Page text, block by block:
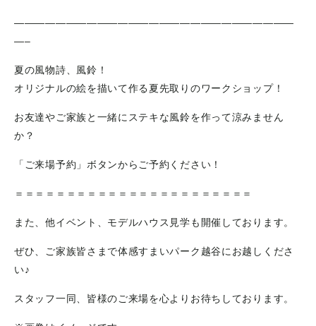
———————————————————————————
—–
夏の風物詩、風鈴！
オリジナルの絵を描いて作る夏先取りのワークショップ！
お友達やご家族と一緒にステキな風鈴を作って涼みません
か？
「ご来場予約」ボタンからご予約ください！
＝＝＝＝＝＝＝＝＝＝＝＝＝＝＝＝＝＝＝＝＝＝＝
また、他イベント、モデルハウス見学も開催しております。
ぜひ、ご家族皆さまで体感すまいパーク越谷にお越しくださ
い♪
スタッフ一同、皆様のご来場を心よりお待ちしております。